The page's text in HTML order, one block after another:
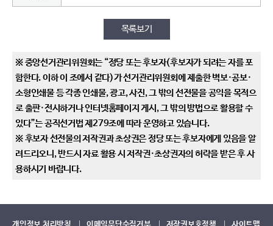
목록보기
※ 중앙선거관리위원회는 “정당 또는 후보자(후보자가 되려는 자를 포
함한다. 이하 이 조에서 같다)가 선거관리위원회에 제출한 벽보·공보·
소형인쇄물 등 각종 인쇄물, 광고, 사진, 그 밖의 선전물을 공익을 목적으
로 출판·전시하거나 인터넷홈페이지 게시, 그 밖의 방법으로 활용할 수
있다”는 공직선거법 제279조에 따라 운영하고 있습니다.
※ 후보자 선전물의 저작권과 초상권은 정당 또는 후보자에게 있음을 알
려드리오니, 반드시 자료 활용 시 저작권·초상권자의 허락을 받은 후 사
용하시기 바랍니다.